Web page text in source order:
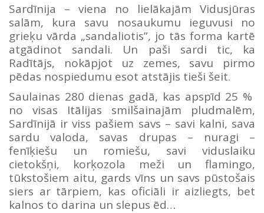
Sardīnija – viena no lielākajām Vidusjūras
salām, kura savu nosaukumu ieguvusi no
grieķu vārda „sandaliotis”, jo tās forma kartē
atgādinot sandali. Un paši sardi tic, ka
Radītājs, nokāpjot uz zemes, savu pirmo
pēdas nospiedumu esot atstājis tieši šeit.
Saulainas 280 dienas gadā, kas apspīd 25 %
no visas Itālijas smilšainajām pludmalēm,
Sardīnijā ir viss pašiem savs – savi kalni, sava
sardu valoda, savas drupas – nuragi –
fenīķiešu un romiešu, savi viduslaiku
cietokšņi, korķozola meži un flamingo,
tūkstošiem aitu, gards vīns un savs pūstošais
siers ar tārpiem, kas oficiāli ir aizliegts, bet
kalnos to darina un slepus ēd…